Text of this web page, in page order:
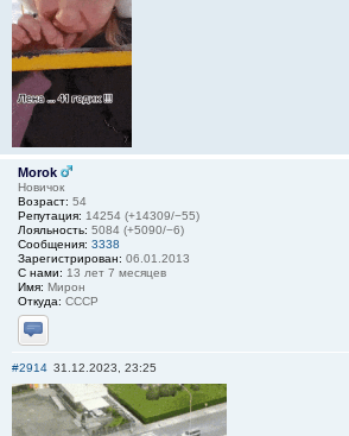
Morok
Новичок
Возраст: 54
Репутация: 14254 (+14309/−55)
Лояльность: 5084 (+5090/−6)
Сообщения: 3338
Зарегистрирован: 06.01.2013
С нами: 13 лет 7 месяцев
Имя: Мирон
Откуда: СССР
Отправить личное сообщение
#2914 31.12.2023, 23:25